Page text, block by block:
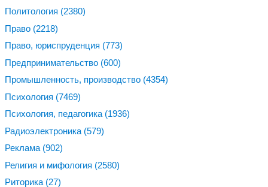
Политология (2380)
Право (2218)
Право, юриспруденция (773)
Предпринимательство (600)
Промышленность, производство (4354)
Психология (7469)
Психология, педагогика (1936)
Радиоэлектроника (579)
Реклама (902)
Религия и мифология (2580)
Риторика (27)